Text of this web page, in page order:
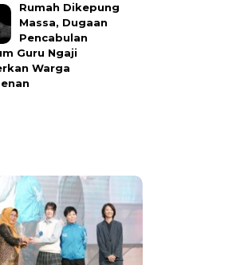
Rumah Dikepung
Massa, Dugaan
Pencabulan
Guru Ngaji
Warga